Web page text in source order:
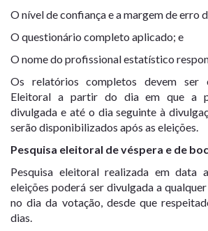
O nível de confiança e a margem de erro
O questionário completo aplicado; e
O nome do profissional estatístico
Os relatórios completos devem ser
Eleitoral a partir do dia em que a
divulgada e até o dia seguinte à
serão disponibilizados após as eleições.
Pesquisa eleitoral de véspera e de
Pesquisa eleitoral realizada em data
eleições poderá ser divulgada a
no dia da votação, desde que
dias.